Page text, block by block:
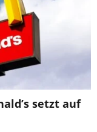
setzt auf